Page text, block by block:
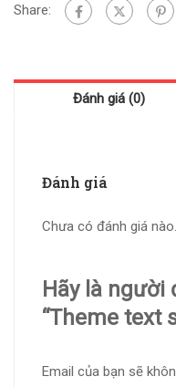
Share:
Đánh giá (0)
Đánh giá
Chưa có đánh giá nào.
Hãy là người
“Theme text
Email của bạn sẽ